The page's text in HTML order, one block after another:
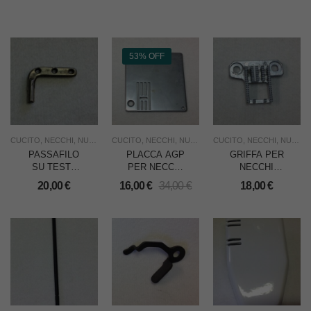
CUCITO NECCHI NUOVO RICAMBI USO INDUSTRIA
PASSAFILO
SU TESTA
PER NECCHI
SERIE 800
20,00€
53% OFF
CUCITO NECCHI NUOVO RICAMBI SOTTOCOSTO
PLACCA AGP
PER NECCHI
= VIGORELLI
425
16,00€ 34,00€
CUCITO NECCHI NUOVO
GRIFFA PER
NECCHI
300/304/306/308/
18,00€